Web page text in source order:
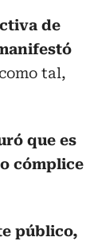
de
tal,
que es
cómplice
público,